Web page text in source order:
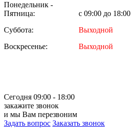
Понедельник -
Пятница:
с 09:00 до 18:00
Суббота:
Выходной
Воскресенье:
Выходной
Сегодня 09:00 - 18:00
закажите звонок
и мы Вам перезвоним
Задать вопрос Заказать звонок